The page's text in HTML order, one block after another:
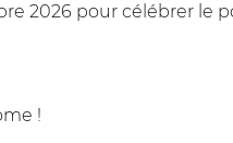
2026 pour célébrer le
!